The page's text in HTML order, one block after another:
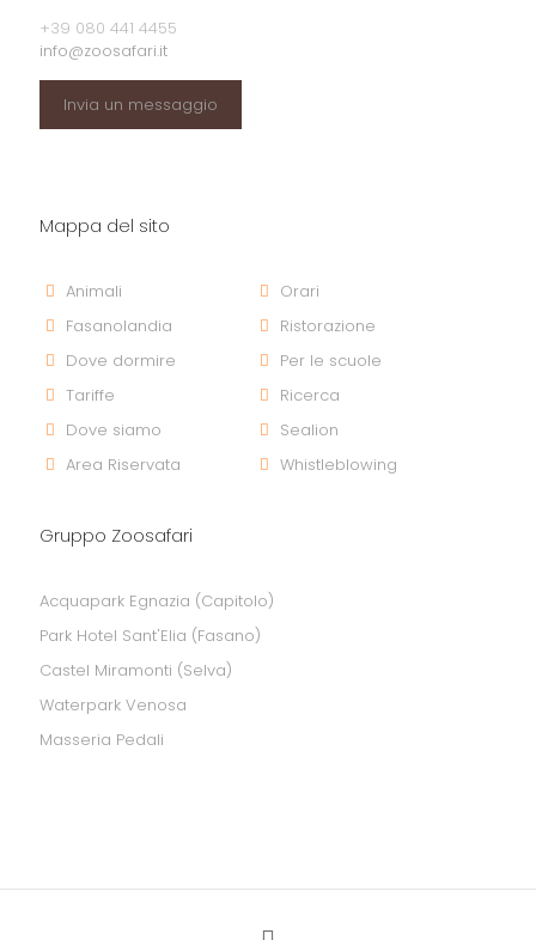
+39 080 441 4455
info@zoosafari.it
Invia un messaggio
Mappa del sito
Animali
Fasanolandia
Dove dormire
Tariffe
Dove siamo
Area Riservata
Orari
Ristorazione
Per le scuole
Ricerca
Sealion
Whistleblowing
Gruppo Zoosafari
Acquapark Egnazia (Capitolo)
Park Hotel Sant'Elia (Fasano)
Castel Miramonti (Selva)
Waterpark Venosa
Masseria Pedali